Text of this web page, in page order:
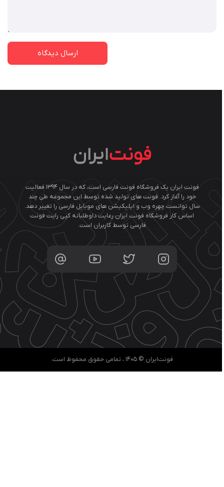
فونت ایران یک فروشگاه فونت فارسی است، که در سال ۱۳۹۴ فعالیت
خود را آغاز کرد. فونت های تولید شده توسط این مجموعه طی چند
سال توانست چهره وب و اپلیکیشن های موبایل فارسی را تغییر دهد.
اساس کار فروشگاه فونت ایران رعایت داوطلبانه کپی رایت فونت
فارسی توسط کاربران است.
فونت‌ایران © ۱۴۰۵ ، تمامی حقوق محفوظ است.